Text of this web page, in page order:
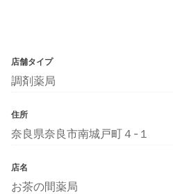
店舗タイプ
調剤薬局
住所
奈良県奈良市南城戸町４-１
店名
お茶の間薬局